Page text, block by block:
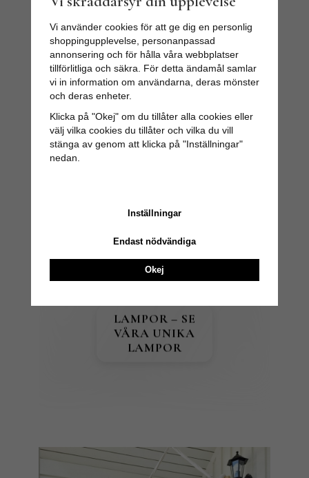
KIMONOS –
FLERA
HÄRLIGA
MODELLER
LAMPOR – SE
VÅRA UNIKA
LAMPOR
Vi använder cookies för att ge dig en personlig
shoppingupplevelse, personanpassad
annonsering och för hålla våra webbplatser
tillförlitliga och säkra. För detta ändamål samlar
vi in information om användarna, deras mönster
och deras enheter.
Klicka på "Okej" om du tillåter alla cookies eller
välj vilka cookies du tillåter och vilka du vill
stänga av genom att klicka på "Inställningar"
nedan.
Inställningar
Endast nödvändiga
Okej